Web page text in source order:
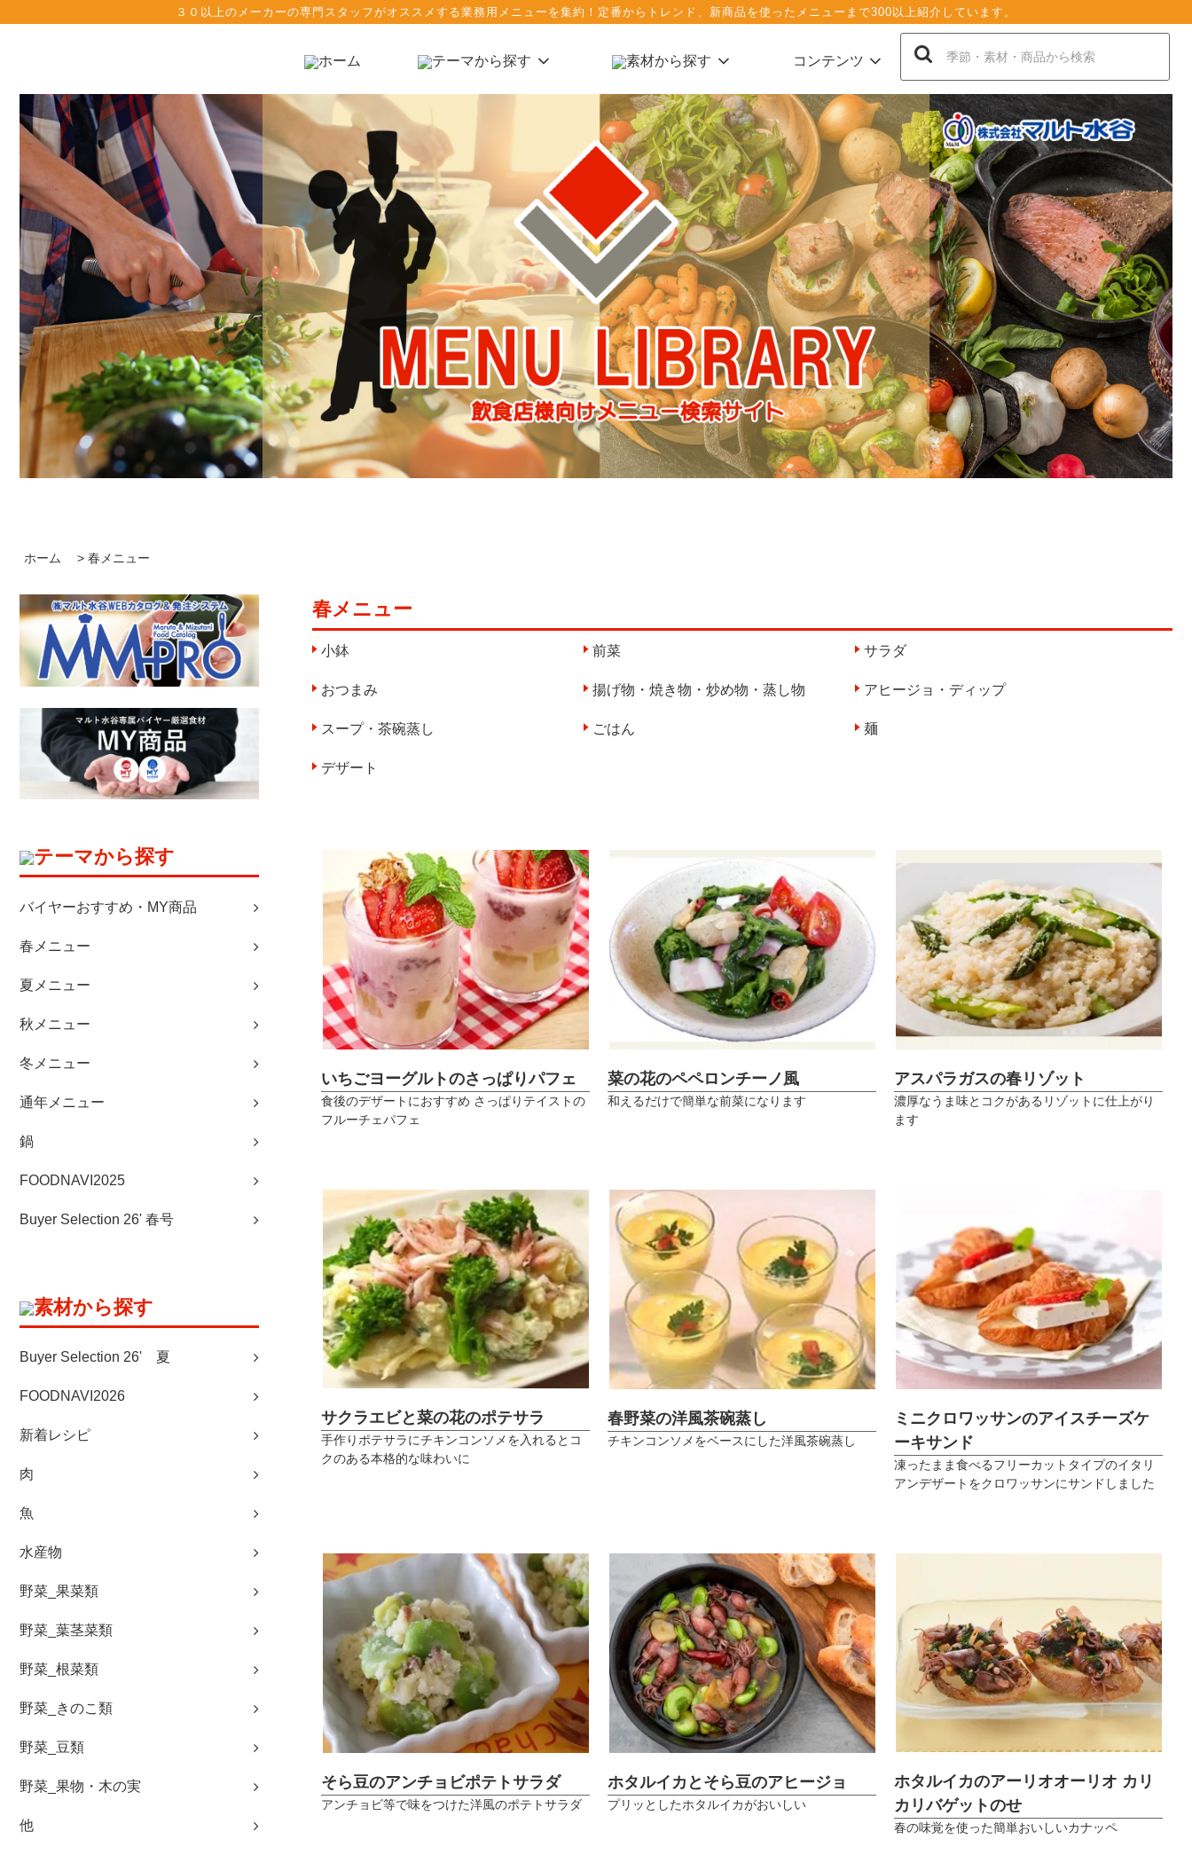
３０以上のメーカーの専門スタッフがオススメする業務用メニューを集約！定番からトレンド、新商品を使ったメニューまで300以上紹介しています。
ホーム テーマから探す 素材から探す コンテンツ
ホーム > 春メニュー
テーマから探す
バイヤーおすすめ・MY商品
春メニュー
夏メニュー
秋メニュー
冬メニュー
通年メニュー
鍋
FOODNAVI2025
Buyer Selection 26' 春号
素材から探す
Buyer Selection 26' 夏
FOODNAVI2026
新着レシピ
肉
魚
水産物
野菜_果菜類
野菜_葉茎菜類
野菜_根菜類
野菜_きのこ類
野菜_豆類
野菜_果物・木の実
他
春メニュー
小鉢 前菜 サラダ
おつまみ 揚げ物・焼き物・炒め物・蒸し物 アヒージョ・ディップ
スープ・茶碗蒸し ごはん 麺
デザート
いちごヨーグルトのさっぱりパフェ
食後のデザートにおすすめ さっぱりテイストの
フルーチェパフェ
菜の花のペペロンチーノ風
和えるだけで簡単な前菜になります
アスパラガスの春リゾット
濃厚なうま味とコクがあるリゾットに仕上がり
ます
サクラエビと菜の花のポテサラ
手作りポテサラにチキンコンソメを入れるとコ
クのある本格的な味わいに
春野菜の洋風茶碗蒸し
チキンコンソメをベースにした洋風茶碗蒸し
ミニクロワッサンのアイスチーズケ
ーキサンド
凍ったまま食べるフリーカットタイプのイタリ
アンデザートをクロワッサンにサンドしました
そら豆のアンチョビポテトサラダ
アンチョビ等で味をつけた洋風のポテトサラダ
ホタルイカとそら豆のアヒージョ
プリッとしたホタルイカがおいしい
ホタルイカのアーリオオーリオ カリ
カリバゲットのせ
春の味覚を使った簡単おいしいカナッペ